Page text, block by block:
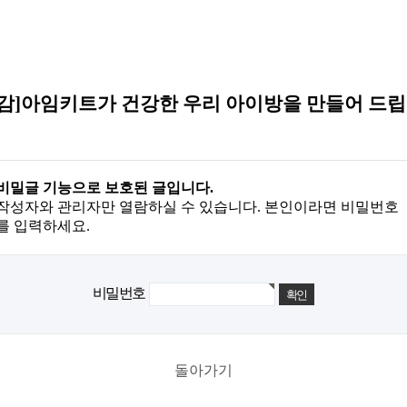
]아임키트가 건강한 우리 아이방을 만들어 드
밀글 기능으로 보호된 글입니다.
성자와 관리자만 열람하실 수 있습니다. 본인이라면 비밀번호
입력하세요.
비밀번호
돌아가기